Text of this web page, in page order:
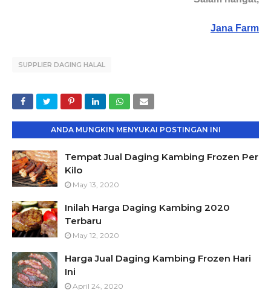
Jana Farm
SUPPLIER DAGING HALAL
ANDA MUNGKIN MENYUKAI POSTINGAN INI
Tempat Jual Daging Kambing Frozen Per
Kilo
May 13, 2020
Inilah Harga Daging Kambing 2020
Terbaru
May 12, 2020
Harga Jual Daging Kambing Frozen Hari
Ini
April 24, 2020